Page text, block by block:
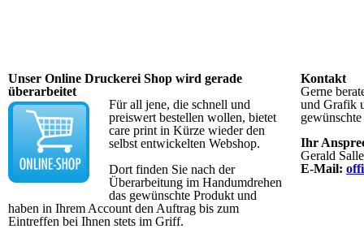
Unser Online Druckerei Shop wird gerade
überarbeitet
Für all jene, die schnell und
preiswert bestellen wollen, bietet
care print in Kürze wieder den
selbst entwickelten Webshop.
Dort finden Sie nach der
Überarbeitung im Handumdrehen
das gewünschte Produkt und
haben in Ihrem Account den Auftrag bis zum
Eintreffen bei Ihnen stets im Griff.
Kontakt
Gerne
und Grafik
Ihr
Gerald
E-Mail: